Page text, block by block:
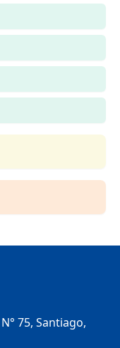
75, Santiago,